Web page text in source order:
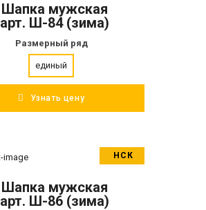
ПОДРОБНЕЕ
Шапка мужская
арт. Ш-84 (зима)
Размерный ряд
единый
Узнать цену
НСК
ПОДРОБНЕЕ
Шапка мужская
арт. Ш-86 (зима)